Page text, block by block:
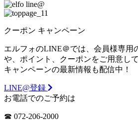
クーポン キャンペーン
エルフォのLINE＠では、会員様専用
や、ポイント、クーポンをご用意して
キャンペーンの最新情報も配信中！
LINE@登録
お電話でのご予約は
☎︎ 072-206-2000